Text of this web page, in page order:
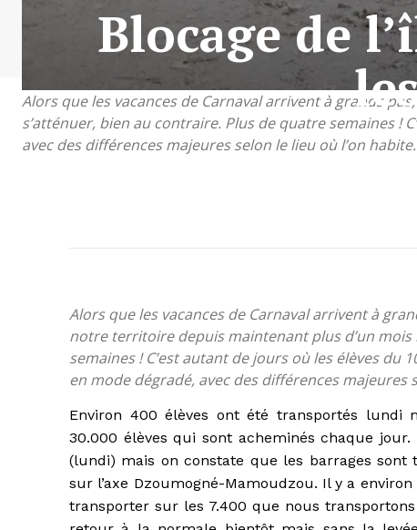
Alors que les vacances de Carnaval arrivent à grands
s’atténuer, bien au contraire. Plus de quatre semaines !
avec des différences majeures selon le lieu où l’on habite.
Blocage de
Alors que les vacances de Carnaval arrivent à
notre territoire depuis maintenant plus d’un
semaines ! C’est autant de jours où les élèves du
en mode dégradé, avec des différences majeures
Environ 400 élèves ont été transportés lundi
30.000 élèves qui sont acheminés chaque
(lundi) mais on constate que les barrages
sur l’axe Dzoumogné-Mamoudzou. Il y a
transporter sur les 7.400 que nous